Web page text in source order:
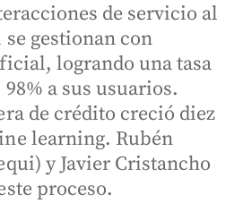
de servicio al
gestionan con
logrando una tasa
a sus usuarios.
de crédito creció diez
learning. Rubén
y Javier Cristancho
proceso.